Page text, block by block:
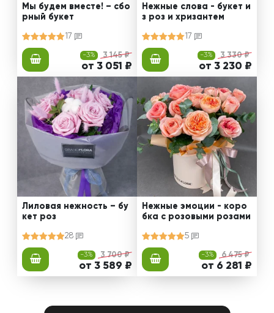
Мы будем вместе! – сбо
рный букет
17
-3% 3 145 ₽
от 3 051 ₽
Нежные слова - букет и
з роз и хризантем
17
-3% 3 330 ₽
от 3 230 ₽
Лиловая нежность – бу
кет роз
28
-3% 3 700 ₽
от 3 589 ₽
Нежные эмоции - коро
бка с розовыми розами
5
-3% 6 475 ₽
от 6 281 ₽